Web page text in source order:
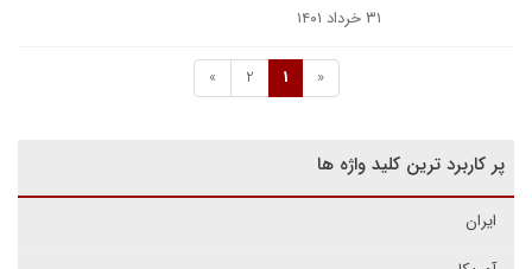
۳۱ خرداد ۱۴۰۱
«
1
2
»
پر کاربرد ترین کلید واژه ها
ایران